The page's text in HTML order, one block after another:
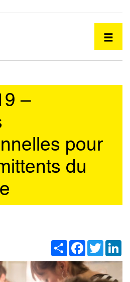
–
pour
du
ShareFacebook
Twitter